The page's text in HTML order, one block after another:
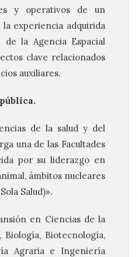
y operativos de un
experiencia adquirida
la Agencia Espacial
clave relacionados
auxiliares.
de la salud y del
una de las Facultades
por su liderazgo en
ámbitos nucleares
Salud)».
en Ciencias de la
Biotecnología,
Agraria e Ingeniería